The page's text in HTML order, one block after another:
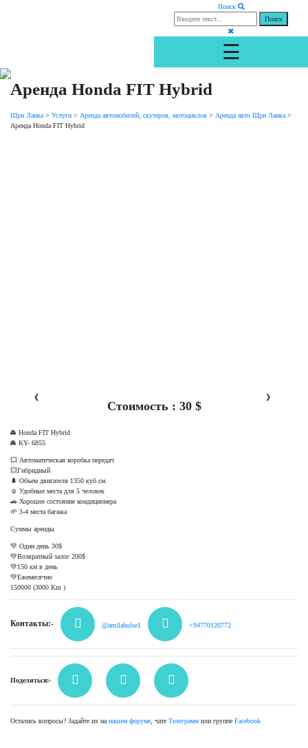
Поиск
☰
Аренда Honda FIT Hybrid
Шри Ланка > Услуги > Аренда автомобилей, скутеров, мотоциклов > Аренда авто Шри Ланка >
Аренда Honda FIT Hybrid
❮ ❯
Стоимость : 30 $
🚘 Honda FIT Hybrid
🚘 KY- 6855
💥 Автоматическая коробка передач
💥Гибридный
🌲 Объем двигателя 1350 куб.см.
☺️ Удобные места для 5 человек
🚗 Хорошее состояние кондиционера
🌱 3-4 места багажа
Суммы аренды
💚 Один день 30$
💚Возвратный залог 200$
💚150 км в день
💚Ежемесячно
150000 (3000 Km )
Контакты:- @amilahulse1 +94770120772
Поделиться:-
Остались вопросы? Задайте их на нашем форуме , чате Телеграмм или группе Facebook